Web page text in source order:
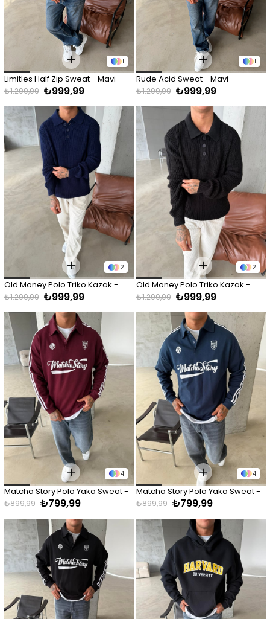
1
Limitles Half Zip Sweat - Mavi
₺999,99
₺1.299,99
1
Rude Acid Sweat - Mavi
₺999,99
₺1.299,99
2
Old Money Polo Triko Kazak -
Lacivert
₺999,99
₺1.299,99
2
Old Money Polo Triko Kazak -
Siyah
₺999,99
₺1.299,99
4
Matcha Story Polo Yaka Sweat -
Bordo
₺799,99
₺899,99
4
Matcha Story Polo Yaka Sweat -
Lacivert ₺799,99
₺899,99